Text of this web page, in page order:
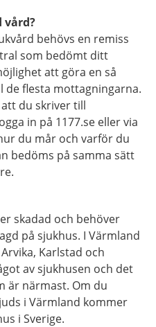
vård?
behövs en remiss
som bedömt ditt
att göra en så
de flesta mottagningarna.
du skriver till
in på 1177.se eller via
du mår och varför du
bedöms på samma sätt
skadad och behöver
på sjukhus. I Värmland
Karlstad och
av sjukhusen och det
är närmast. Om du
i Värmland kommer
i Sverige.